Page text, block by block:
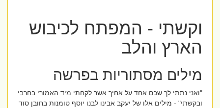
וקשתי - המפתח לכיבוש
הארץ והלב
מילים מסתוריות בפרשה
"ואני נתתי לך שכם אחד על אחיך אשר לקחתי מיד האמורי בחרבי
ובקשתי" - מילים אלו של יעקב אבינו לבנו יוסף טומנות בחובן סוד